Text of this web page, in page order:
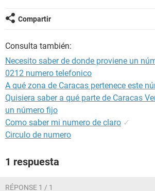
Compartir
Consulta también:
Necesito saber de donde proviene un
0212 numero telefonico
A qué zona de Caracas pertenece este
Quisiera saber a qué parte de Caracas
un número fijo
Como saber mi numero de claro ✓
Circulo de numero
1 respuesta
RÉPONSE 1 / 1